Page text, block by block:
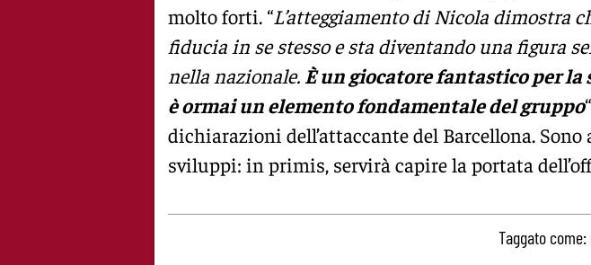
molto forti. “L’atteggiamento di Nicola dimostra
fiducia in se stesso e sta diventando una figura
nella nazionale. È un giocatore fantastico per la
è ormai un elemento fondamentale del gruppo
dichiarazioni dell’attaccante del Barcellona.
sviluppi: in primis, servirà capire la portata
Taggato come: